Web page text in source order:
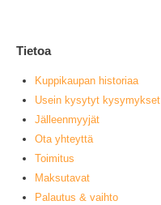
Tietoa
Kuppikaupan historiaa
Usein kysytyt kysymykset
Jälleenmyyjät
Ota yhteyttä
Toimitus
Maksutavat
Palautus & vaihto